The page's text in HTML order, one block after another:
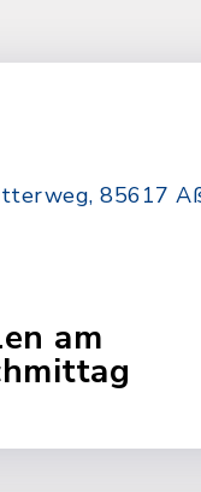
85617
am